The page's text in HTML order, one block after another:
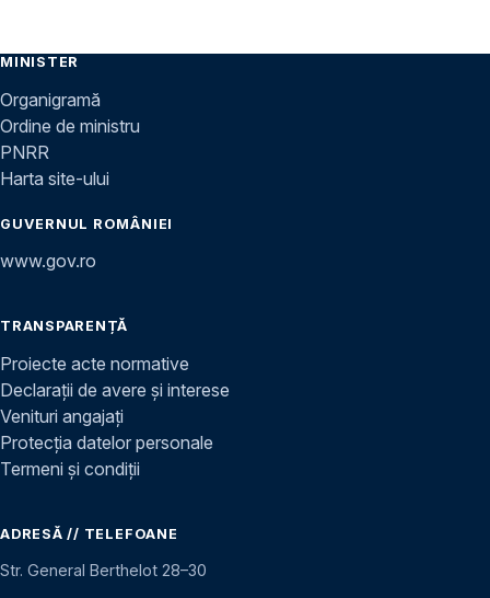
MINISTER
Organigramă
Ordine de ministru
PNRR
Harta site-ului
GUVERNUL ROMÂNIEI
www.gov.ro
TRANSPARENȚĂ
Proiecte acte normative
Declarații de avere și interese
Venituri angajați
Protecția datelor personale
Termeni și condiții
ADRESĂ // TELEFOANE
Str. General Berthelot 28–30